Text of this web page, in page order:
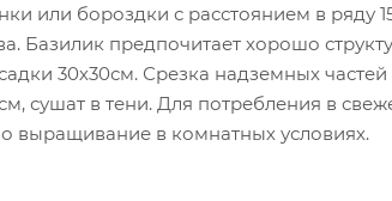
или бороздки с расстоянием в ряду
Базилик предпочитает хорошо
30х30см. Срезка надземных
сушат в тени. Для потребления в
выращивание в комнатных условиях.